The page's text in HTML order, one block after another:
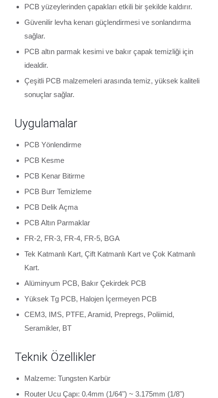
PCB yüzeylerinden çapakları etkili bir şekilde kaldırır.
Güvenilir levha kenarı güçlendirmesi ve sonlandırma
sağlar.
PCB altın parmak kesimi ve bakır çapak temizliği için
idealdir.
Çeşitli PCB malzemeleri arasında temiz, yüksek kaliteli
sonuçlar sağlar.
Uygulamalar
PCB Yönlendirme
PCB Kesme
PCB Kenar Bitirme
PCB Burr Temizleme
PCB Delik Açma
PCB Altın Parmaklar
FR-2, FR-3, FR-4, FR-5, BGA
Tek Katmanlı Kart, Çift Katmanlı Kart ve Çok Katmanlı
Kart.
Alüminyum PCB, Bakır Çekirdek PCB
Yüksek Tg PCB, Halojen İçermeyen PCB
CEM3, IMS, PTFE, Aramid, Prepregs, Poliimid,
Seramikler, BT
Teknik Özellikler
Malzeme: Tungsten Karbür
Router Ucu Çapı: 0.4mm (1/64") ~ 3.175mm (1/8")